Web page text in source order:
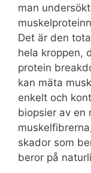
man
Det är den
hela kroppen,
protein
kan mäta
enkelt och
biopsier av en
skador som
beror på